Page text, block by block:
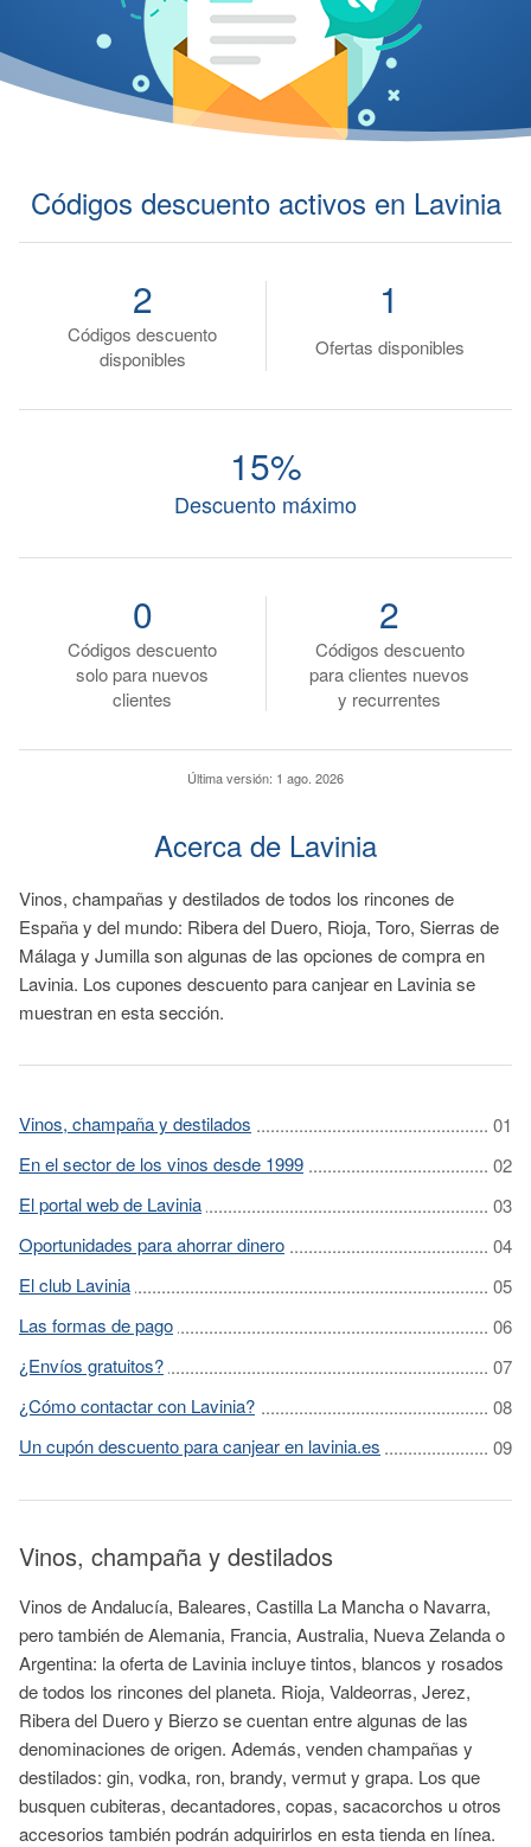
Códigos descuento activos en Lavinia
Códigos descuento
disponibles
2
Ofertas disponibles
1
Descuento máximo
15%
Códigos descuento
solo para nuevos
clientes
0
Códigos descuento
para clientes nuevos
y recurrentes
2
Última versión: 1 ago. 2026
Acerca de Lavinia
Vinos, champañas y destilados de todos los rincones de
España y del mundo: Ribera del Duero, Rioja, Toro, Sierras de
Málaga y Jumilla son algunas de las opciones de compra en
Lavinia. Los cupones descuento para canjear en Lavinia se
muestran en esta sección.
Vinos, champaña y destilados
En el sector de los vinos desde 1999
El portal web de Lavinia
Oportunidades para ahorrar dinero
El club Lavinia
Las formas de pago
¿Envíos gratuitos?
¿Cómo contactar con Lavinia?
Un cupón descuento para canjear en lavinia.es
Vinos, champaña y destilados
Vinos de Andalucía, Baleares, Castilla La Mancha o Navarra,
pero también de Alemania, Francia, Australia, Nueva Zelanda o
Argentina: la oferta de Lavinia incluye tintos, blancos y rosados
de todos los rincones del planeta. Rioja, Valdeorras, Jerez,
Ribera del Duero y Bierzo se cuentan entre algunas de las
denominaciones de origen. Además, venden champañas y
destilados: gin, vodka, ron, brandy, vermut y grapa. Los que
busquen cubiteras, decantadores, copas, sacacorchos u otros
accesorios también podrán adquirirlos en esta tienda en línea.